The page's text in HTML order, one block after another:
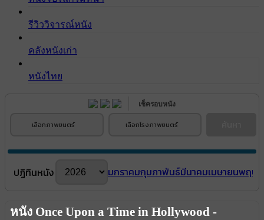
รีวิววิจารณ์หนัง
คลังหนังเก่า
หนังไทย
เช็ครอบหนัง
เลือกภาพยนตร์ เลือกโรงภาพยนตร์
ปฎิทินหนัง มกราคมกุมภาพันธ์มีนาคมเมษายนพฤษ
หนัง Once Upon a Time in Hollywood -